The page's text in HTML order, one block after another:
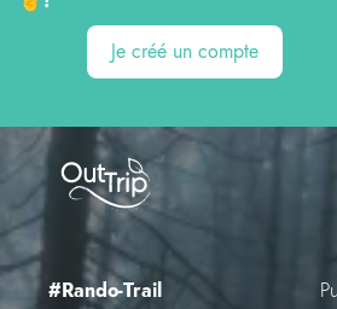
Je créé un compte
Outtrip
#Rando-Trail